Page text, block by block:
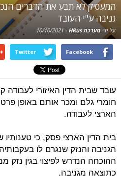
המעסיק לא תבע את הדברים
גניבה ע"י העובד
על ידי מערכת HRus -
10/10/2021
Facebook
Twitter
עובד שבית הדין האיזורי לעבודה
חומרי גלם ומכר אותם באופן
הארצי לעבודה.
בית הדין הארצי פסק, כי
הגניבה והנזק שנגרם לו
ההוכחה הנדרש לפיצוי בגין נזק
כתוצאה מגניבה.